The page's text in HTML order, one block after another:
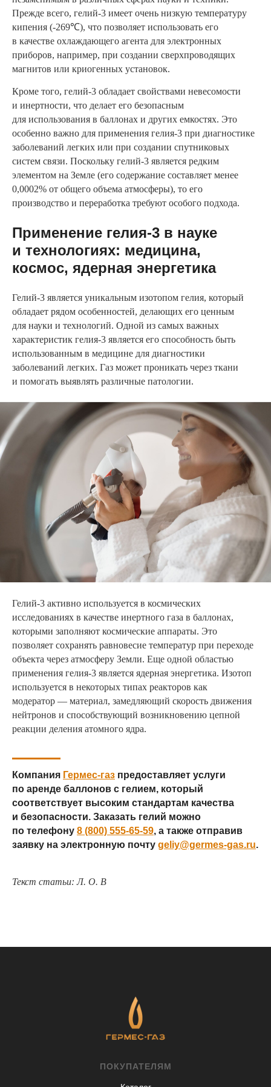
Прежде всего, гелий-3 имеет очень низкую температуру
кипения (-269℃), что позволяет использовать его
в качестве охлаждающего агента для электронных
приборов, например, при создании сверхпроводящих
магнитов или криогенных установок.
Кроме того, гелий-3 обладает свойствами невесомости
и инертности, что делает его безопасным
для использования в баллонах и других емкостях. Это
особенно важно для применения гелия-3 при диагностике
заболеваний легких или при создании спутниковых
систем связи. Поскольку гелий-3 является редким
элементом на Земле (его содержание составляет менее
0,0002% от общего объема атмосферы), то его
производство и переработка требуют особого подхода.
Применение гелия-3 в науке
и технологиях: медицина,
космос, ядерная энергетика
Гелий-3 является уникальным изотопом гелия, который
обладает рядом особенностей, делающих его ценным
для науки и технологий. Одной из самых важных
характеристик гелия-3 является его способность быть
использованным в медицине для диагностики
заболеваний легких. Газ может проникать через ткани
и помогать выявлять различные патологии.
Гелий-3 активно используется в космических
исследованиях в качестве инертного газа в баллонах,
которыми заполняют космические аппараты. Это
позволяет сохранять равновесие температур при переходе
объекта через атмосферу Земли. Еще одной областью
применения гелия-3 является ядерная энергетика. Изотоп
используется в некоторых типах реакторов как
модератор — материал, замедляющий скорость движения
нейтронов и способствующий возникновению цепной
реакции деления атомного ядра.
Компания Гермес-газ предоставляет услуги
по аренде баллонов с гелием, который
соответствует высоким стандартам качества
и безопасности. Заказать гелий можно
по телефону 8 (800) 555-65-59, а также отправив
заявку на электронную почту geliy@germes-gas.ru.
Текст статьи: Л. О. В
ПОКУПАТЕЛЯМ